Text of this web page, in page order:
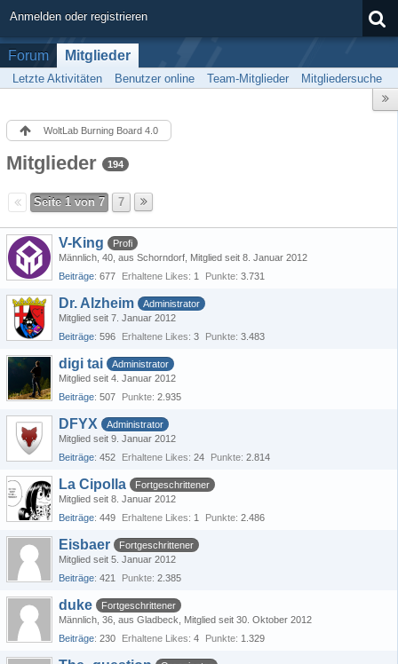
Anmelden oder registrieren
Forum Mitglieder
Letzte Aktivitäten Benutzer online Team-Mitglieder Mitgliedersuche
WoltLab Burning Board 4.0
Mitglieder 194
Seite 1 von 7 7
V-King
Profi
Männlich 40 aus Schorndorf Mitglied seit 8. Januar 2012
Beiträge 677 Erhaltene Likes 1 Punkte 3.731
Dr. Alzheim
Administrator
Mitglied seit 7. Januar 2012
Beiträge 596 Erhaltene Likes 3 Punkte 3.483
digi tai
Administrator
Mitglied seit 4. Januar 2012
Beiträge 507 Punkte 2.935
DFYX
Administrator
Mitglied seit 9. Januar 2012
Beiträge 452 Erhaltene Likes 24 Punkte 2.814
La Cipolla
Fortgeschrittener
Mitglied seit 8. Januar 2012
Beiträge 449 Erhaltene Likes 1 Punkte 2.486
Eisbaer
Fortgeschrittener
Mitglied seit 5. Januar 2012
Beiträge 421 Punkte 2.385
duke
Fortgeschrittener
Männlich 36 aus Gladbeck
Mitglied seit 30. Oktober 2012
Beiträge 230 Erhaltene Likes 4 Punkte 1.329